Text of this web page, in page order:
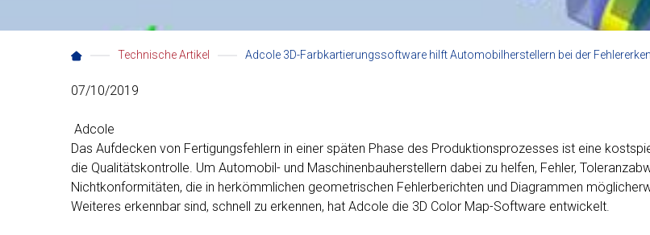
Technische Artikel Adcole 3D-Farbkartierungssoftware hilft Automobilherstellern bei der
07/10/2019
Adcole
Das Aufdecken von Fertigungsfehlern in einer späten Phase des Produktionsprozesses ist eine
die Qualitätskontrolle. Um Automobil- und Maschinenbauherstellern dabei zu helfen, Fehler,
Nichtkonformitäten, die in herkömmlichen geometrischen Fehlerberichten und Diagrammen
Weiteres erkennbar sind, schnell zu erkennen, hat Adcole die 3D Color Map-Software entwickelt.